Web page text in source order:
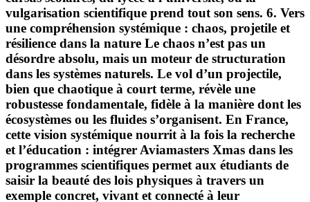
vulgarisation scientifique prend tout son sens. 6. Vers
une compréhension systémique : chaos, projetile et
résilience dans la nature Le chaos n’est pas un
désordre absolu, mais un moteur de structuration
dans les systèmes naturels. Le vol d’un projectile,
bien que chaotique à court terme, révèle une
robustesse fondamentale, fidèle à la manière dont les
écosystèmes ou les fluides s’organisent. En France,
cette vision systémique nourrit à la fois la recherche
et l’éducation : intégrer Aviamasters Xmas dans les
programmes scientifiques permet aux étudiants de
saisir la beauté des lois physiques à travers un
exemple concret, vivant et connecté à leur